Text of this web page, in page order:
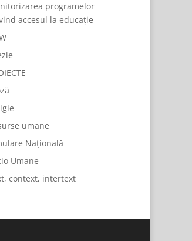
programelor
accesul la educație
umane
Națională
Umane
context, intertext